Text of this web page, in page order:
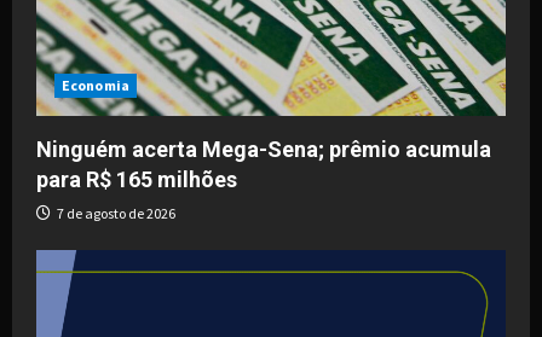
Economia
Ninguém acerta Mega-Sena; prêmio acumula
para R$ 165 milhões
7 de agosto de 2026